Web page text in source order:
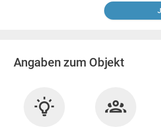
Angaben zum Objekt